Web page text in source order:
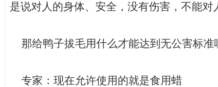
是说对人的身体、安全，没有伤害，不能对
那给鸭子拔毛用什么才能达到无公害标准
专家：现在允许使用的就是食用蜡